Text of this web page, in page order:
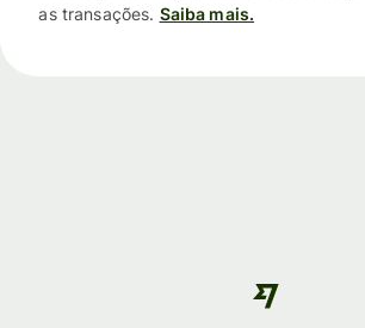
as transações. Saiba mais.